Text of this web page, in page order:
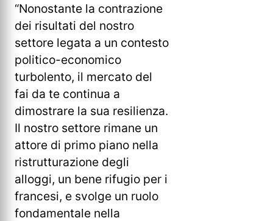
“Nonostante la contrazione
dei risultati del nostro
settore legata a un contesto
politico-economico
turbolento, il mercato del
fai da te continua a
dimostrare la sua resilienza.
Il nostro settore rimane un
attore di primo piano nella
ristrutturazione degli
alloggi, un bene rifugio per i
francesi, e svolge un ruolo
fondamentale nella